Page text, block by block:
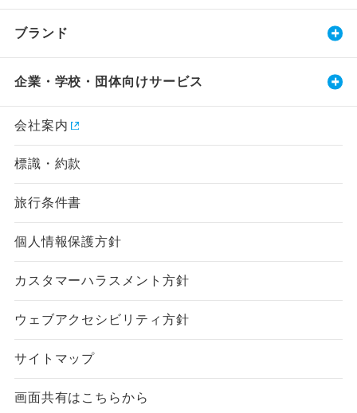
ブランド
企業・学校・団体向けサービス
会社案内
標識・約款
旅行条件書
個人情報保護方針
カスタマーハラスメント方針
ウェブアクセシビリティ方針
サイトマップ
画面共有はこちらから